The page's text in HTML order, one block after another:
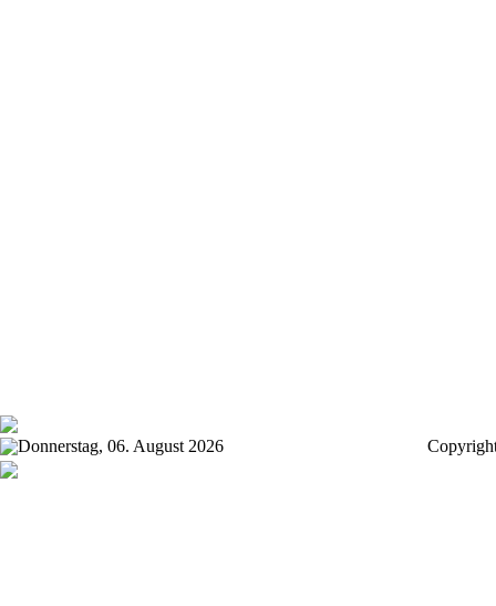
Donnerstag, 06. August 2026